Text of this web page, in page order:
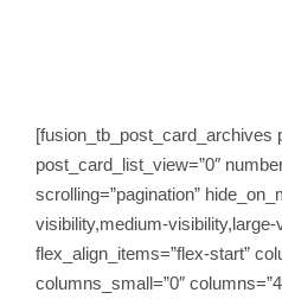
[fusion_tb_post_card_archives
post_card_list_view=”0″
scrolling=”pagination”
visibility,medium-visibility,large-
flex_align_items=”flex-start”
columns_small=”0″